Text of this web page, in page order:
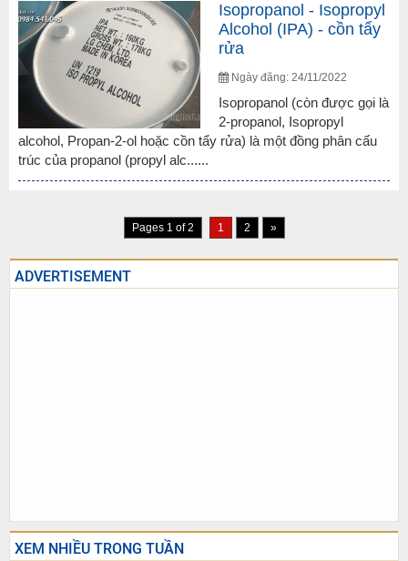
Isopropanol - Isopropyl
Alcohol (IPA) - cồn tẩy
rửa
Ngày đăng: 24/11/2022
Isopropanol (còn được gọi là
2-propanol, Isopropyl
alcohol, Propan-2-ol hoặc cồn tẩy rửa) là một đồng phân cấu
trúc của propanol (propyl alc......
Pages 1 of 2 1 2 »
ADVERTISEMENT
XEM NHIỀU TRONG TUẦN